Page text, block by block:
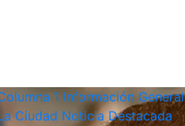
1 Información General
Ciudad Noticia Destacada